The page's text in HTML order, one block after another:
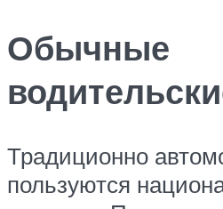
Обычные
Традиционно
пользуются